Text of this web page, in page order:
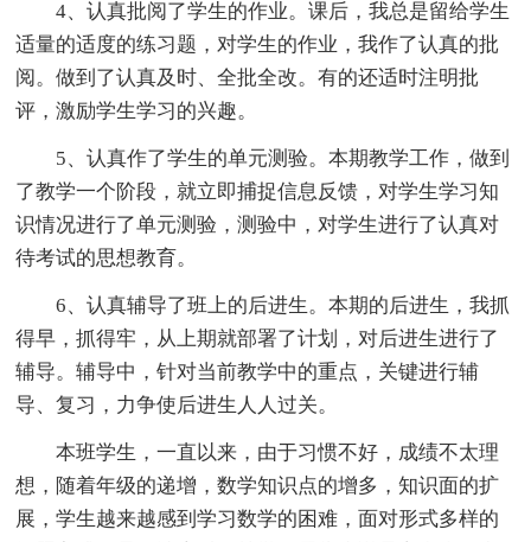
4、认真批阅了学生的作业。课后，我总是留给学生
适量的适度的练习题，对学生的作业，我作了认真的批
阅。做到了认真及时、全批全改。有的还适时注明批
评，激励学生学习的兴趣。
5、认真作了学生的单元测验。本期教学工作，做到
了教学一个阶段，就立即捕捉信息反馈，对学生学习知
识情况进行了单元测验，测验中，对学生进行了认真对
待考试的思想教育。
6、认真辅导了班上的后进生。本期的后进生，我抓
得早，抓得牢，从上期就部署了计划，对后进生进行了
辅导。辅导中，针对当前教学中的重点，关键进行辅
导、复习，力争使后进生人人过关。
本班学生，一直以来，由于习惯不好，成绩不太理
想，随着年级的递增，数学知识点的增多，知识面的扩
展，学生越来越感到学习数学的困难，面对形式多样的